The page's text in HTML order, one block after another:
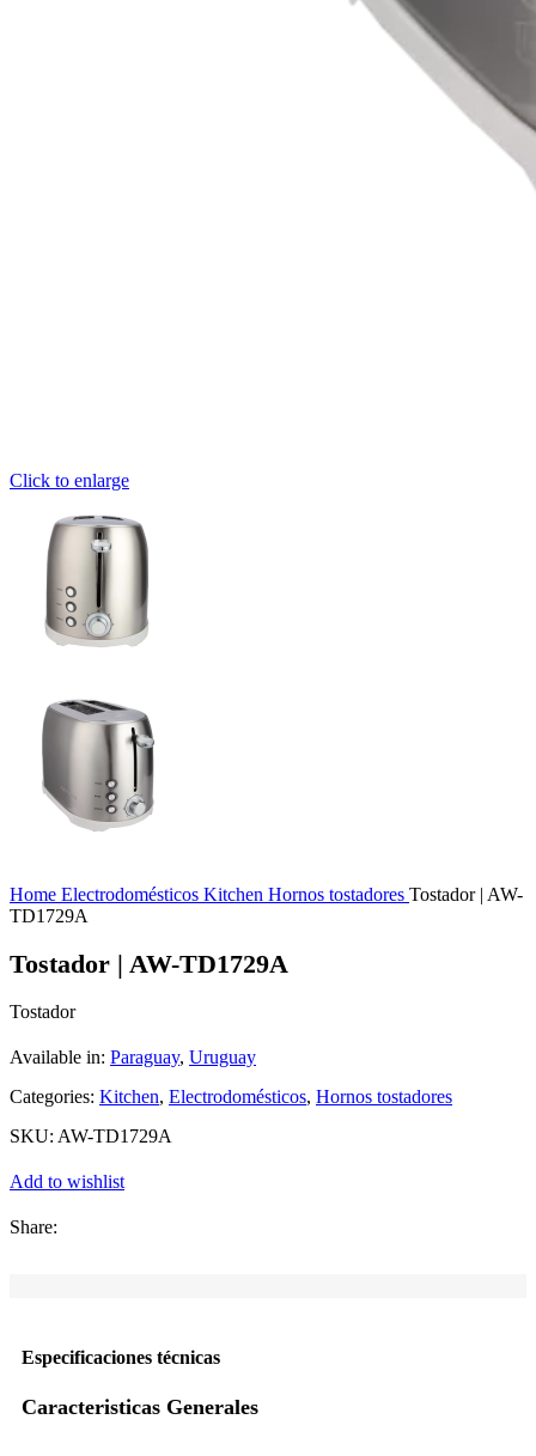
Click to enlarge
Home Electrodomésticos Kitchen Hornos tostadores Tostador | AW-
TD1729A
Tostador | AW-TD1729A
Tostador
Available in: Paraguay, Uruguay
Categories: Kitchen, Electrodomésticos, Hornos tostadores
SKU: AW-TD1729A
Add to wishlist
Share:
Especificaciones técnicas
Caracteristicas Generales